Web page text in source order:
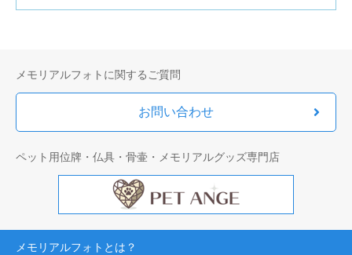
メモリアルフォトに関するご質問
お問い合わせ
ペット用位牌・仏具・骨壷・メモリアルグッズ専門店
メモリアルフォトとは？